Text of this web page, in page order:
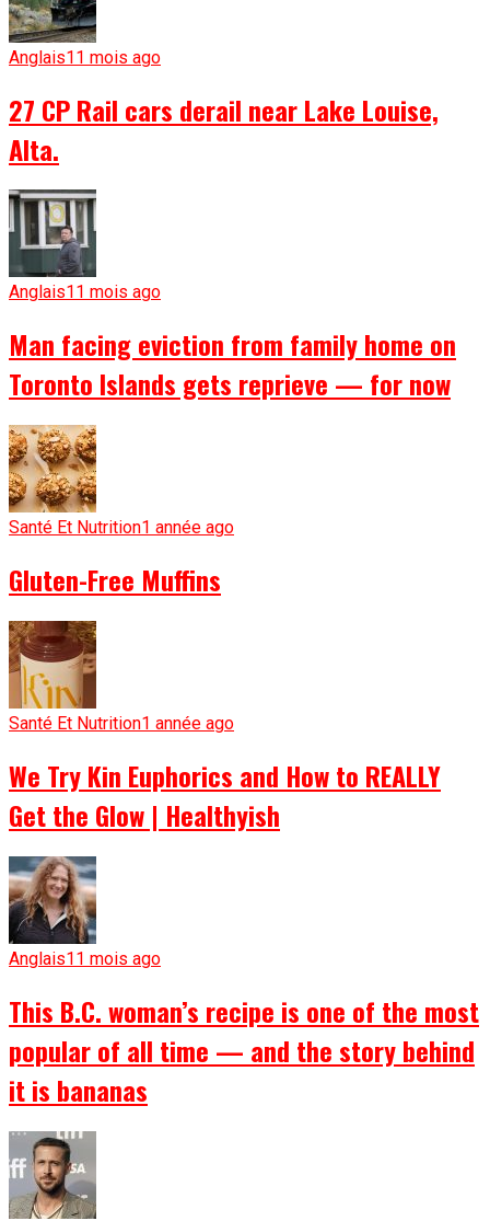
Anglais11 mois ago
27 CP Rail cars derail near Lake Louise,
Alta.
Anglais11 mois ago
Man facing eviction from family home on
Toronto Islands gets reprieve — for now
Santé Et Nutrition1 année ago
Gluten-Free Muffins
Santé Et Nutrition1 année ago
We Try Kin Euphorics and How to REALLY
Get the Glow | Healthyish
Anglais11 mois ago
This B.C. woman’s recipe is one of the most
popular of all time — and the story behind
it is bananas